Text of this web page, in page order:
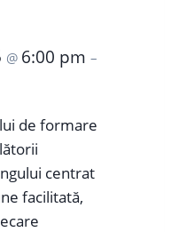
@ 6:00 pm –
de formare
centrat
facilitată,